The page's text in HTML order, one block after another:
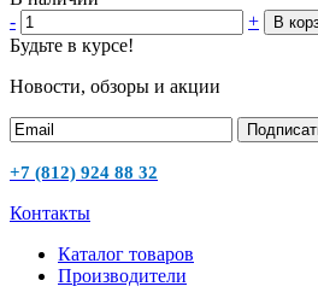
-
+ В
Будьте в курсе!
Новости, обзоры и акции
+7 (812) 924 88 32
Контакты
Каталог товаров
Производители